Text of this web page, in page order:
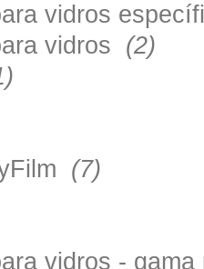
vidros
vidros (2)
(7)
vidros -